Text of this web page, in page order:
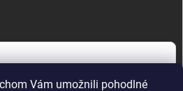
Vám umožnili pohodlné